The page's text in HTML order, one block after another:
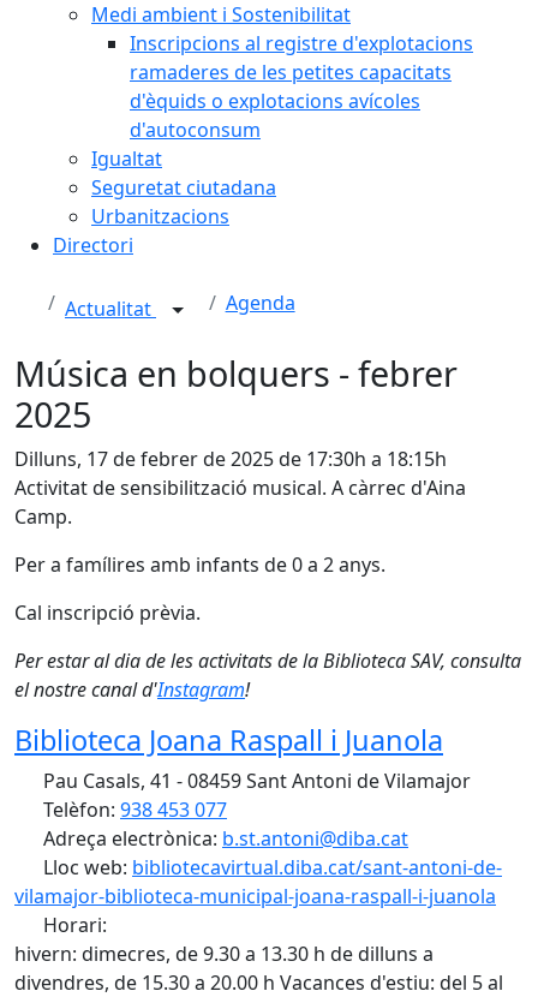
Medi ambient i Sostenibilitat
Inscripcions al registre d'explotacions
ramaderes de les petites capacitats
d'èquids o explotacions avícoles
d'autoconsum
Igualtat
Seguretat ciutadana
Urbanitzacions
Directori
Actualitat Agenda
Música en bolquers - febrer
2025
Dilluns, 17 de febrer de 2025 de 17:30h a 18:15h
Activitat de sensibilització musical. A càrrec d'Aina
Camp.
Per a famílires amb infants de 0 a 2 anys.
Cal inscripció prèvia.
Per estar al dia de les activitats de la Biblioteca SAV, consulta
el nostre canal d'Instagram!
Biblioteca Joana Raspall i Juanola
Pau Casals, 41 - 08459 Sant Antoni de Vilamajor
Telèfon: 938 453 077
Adreça electrònica: b.st.antoni@diba.cat
Lloc web: bibliotecavirtual.diba.cat/sant-antoni-de-
vilamajor-biblioteca-municipal-joana-raspall-i-juanola
Horari:
hivern: dimecres, de 9.30 a 13.30 h de dilluns a
divendres, de 15.30 a 20.00 h Vacances d'estiu: del 5 al